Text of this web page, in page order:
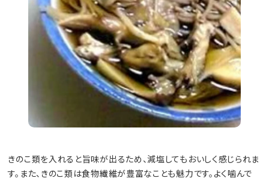
きのこ類を入れると旨味が出るため、減塩してもおいしく感じられま
す。また、きのこ類は食物繊維が豊富なことも魅力です。よく噛んで